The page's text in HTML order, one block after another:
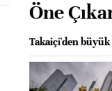
Öne
Takaiçi'den